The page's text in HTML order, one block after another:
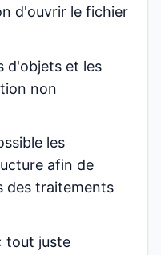
d'ouvrir le fichier
d'objets et les
non
les
afin de
des traitements
tout juste